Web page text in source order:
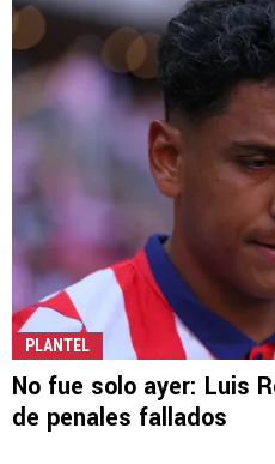
PLANTEL
No fue solo ayer: Luis
de penales fallados